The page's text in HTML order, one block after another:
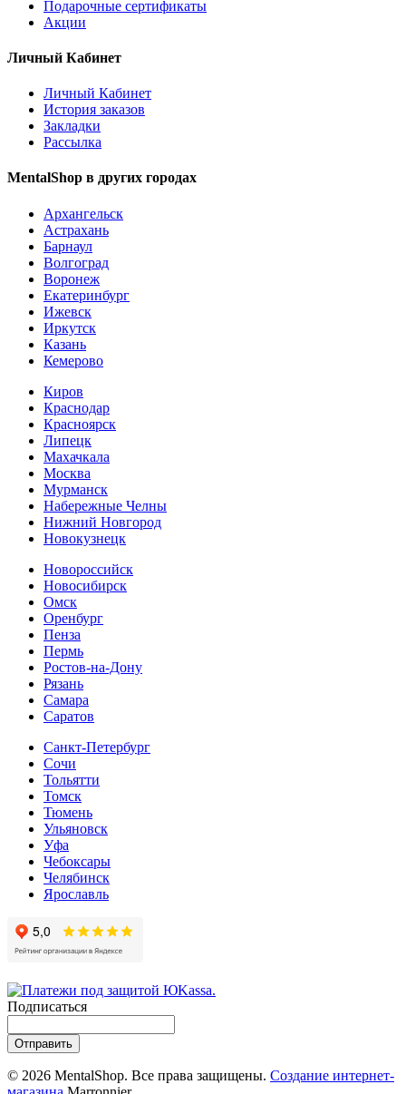
Подарочные сертификаты
Акции
Личный Кабинет
Личный Кабинет
История заказов
Закладки
Рассылка
MentalShop в других городах
Архангельск
Астрахань
Барнаул
Волгоград
Воронеж
Екатеринбург
Ижевск
Иркутск
Казань
Кемерово
Киров
Краснодар
Красноярск
Липецк
Махачкала
Москва
Мурманск
Набережные Челны
Нижний Новгород
Новокузнецк
Новороссийск
Новосибирск
Омск
Оренбург
Пенза
Пермь
Ростов-на-Дону
Рязань
Самара
Cаратов
Санкт-Петербург
Сочи
Тольятти
Томск
Тюмень
Ульяновск
Уфа
Чебоксары
Челябинск
Ярославль
Подписаться
Отправить
© 2026 MentalShop. Все права защищены. Создание интернет-